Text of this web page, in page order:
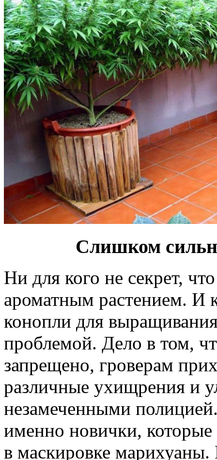
Слишком
Ни для кого не секрет,
ароматным растением. И
конопли для
проблемой. Дело в том,
запрещено, гроверам
различные ухищрения и
незамеченными
именно новички,
в маскировке